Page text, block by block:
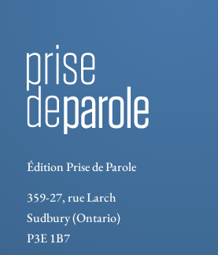
Édition Prise de Parole
359-27, rue Larch
Sudbury (Ontario)
P3E 1B7